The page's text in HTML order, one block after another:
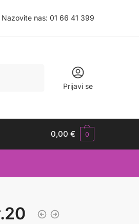
Nazovite nas: 01 66 41 399
Prijavi se
0,00€ 0